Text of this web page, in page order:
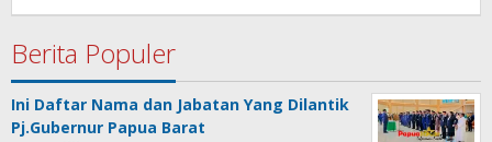
:
Berita Populer
Ini Daftar Nama dan Jabatan Yang Dilantik
Pj.Gubernur Papua Barat